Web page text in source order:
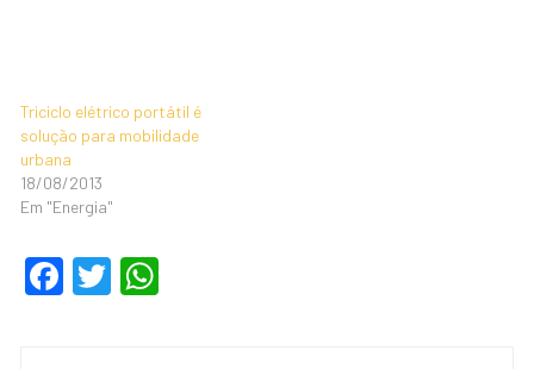
Triciclo elétrico portátil é
solução para mobilidade
urbana
18/08/2013
Em "Energia"
F
T